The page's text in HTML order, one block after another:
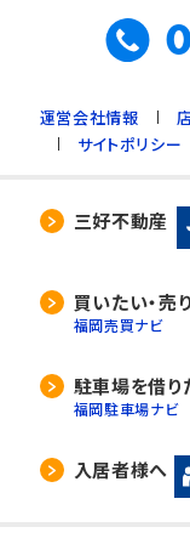
運営会社情報
サイトポリシー
三好不動産
買いたい・売
福岡売買ナビ
駐車場を借り
福岡駐車場ナビ
入居者様へ